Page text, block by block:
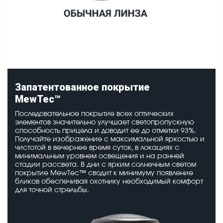
Запатентованное покрытие
MewTec™
Последовательное покрытие всех оптических
элементов значительно улучшает светопропускную
способность прицела и доводит ее до отметки 93%.
Получайте изображение с максимальной яркостью и
чистотой в вечернее время суток, в локациях с
минимальным уровнем освещения и на ранней
стадии рассвета. В дни с ярким солнечным светом
покрытие MewTec™ сводит к минимуму появление
бликов обеспечивая охотнику необходимый комфорт
для точной стрельбы.